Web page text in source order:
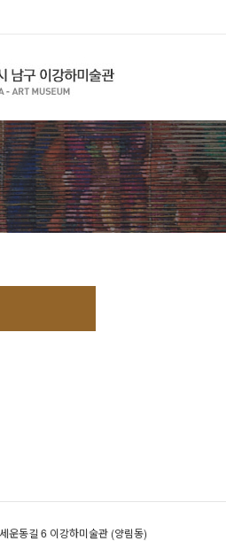
운동길 6 이강하미술관 (양림동)